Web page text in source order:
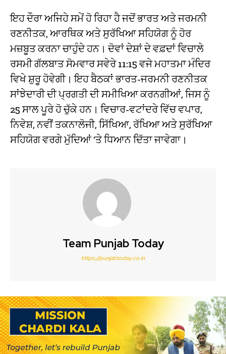
ਇਹ ਦੌਰਾ ਅਜਿਹੇ ਸਮੇਂ ਹੋ ਰਿਹਾ ਹੈ ਜਦੋਂ ਭਾਰਤ ਅਤੇ ਜਰਮਨੀ
ਰਣਨੀਤਕ, ਆਰਥਿਕ ਅਤੇ ਸੁਰੱਖਿਆ ਸਹਿਯੋਗ ਨੂੰ ਹੋਰ
ਮਜ਼ਬੂਤ ਕਰਨਾ ਚਾਹੁੰਦੇ ਹਨ। ਦੋਵਾਂ ਦੇਸ਼ਾਂ ਦੇ ਵਫ਼ਦਾਂ ਵਿਚਾਲੇ
ਰਸਮੀ ਗੱਲਬਾਤ ਸੋਮਵਾਰ ਸਵੇਰੇ 11:15 ਵਜੇ ਮਹਾਤਮਾ ਮੰਦਿਰ
ਵਿਖੇ ਸ਼ੁਰੂ ਹੋਵੇਗੀ। ਇਹ ਬੈਠਕਾਂ ਭਾਰਤ-ਜਰਮਨੀ ਰਣਨੀਤਕ
ਸਾਂਝੇਦਾਰੀ ਦੀ ਪ੍ਰਗਤੀ ਦੀ ਸਮੀਖਿਆ ਕਰਨਗੀਆਂ, ਜਿਸ ਨੂੰ
25 ਸਾਲ ਪੂਰੇ ਹੋ ਚੁੱਕੇ ਹਨ। ਵਿਚਾਰ-ਵਟਾਂਦਰੇ ਵਿੱਚ ਵਪਾਰ,
ਨਿਵੇਸ਼, ਨਵੀਂ ਤਕਨਾਲੋਜੀ, ਸਿੱਖਿਆ, ਰੱਖਿਆ ਅਤੇ ਸੁਰੱਖਿਆ
ਸਹਿਯੋਗ ਵਰਗੇ ਮੁੱਦਿਆਂ ‘ਤੇ ਧਿਆਨ ਦਿੱਤਾ ਜਾਵੇਗਾ।
Team Punjab Today
https://punjabtoday.co.in